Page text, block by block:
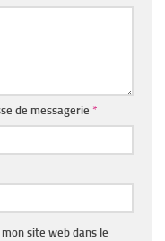
de messagerie *
site web dans le